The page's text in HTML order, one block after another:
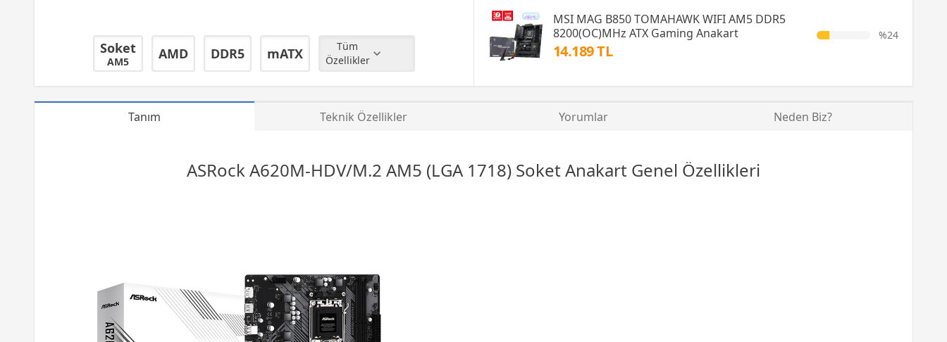
Soket
AM5 AMD DDR5 mATX
Tüm
Özellikler
MSI MAG B850 TOMAHAWK WIFI AM5 DDR5
8200(OC)MHz ATX Gaming Anakart
14.189 TL
%24
Tanım Teknik Özellikler Yorumlar Neden Biz?
ASRock A620M-HDV/M.2 AM5 (LGA 1718) SoketAnakart Genel Özellikleri